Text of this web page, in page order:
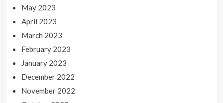
May 2023
April 2023
March 2023
February 2023
January 2023
December 2022
November 2022